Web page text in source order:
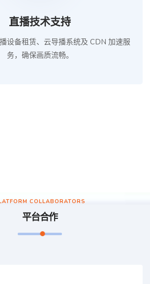
直播技术支持
设备租赁、云导播系统及 CDN 加速服
务，确保画质流畅。
COLLABORATORS
平台合作